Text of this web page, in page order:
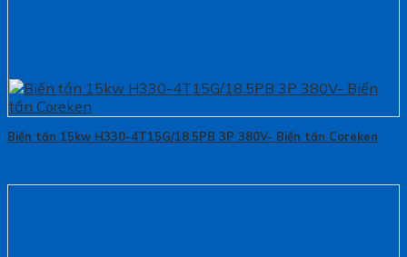
Biến tần 15kw H330-4T15G/18.5PB 3P 380V- Biến tần Coreken